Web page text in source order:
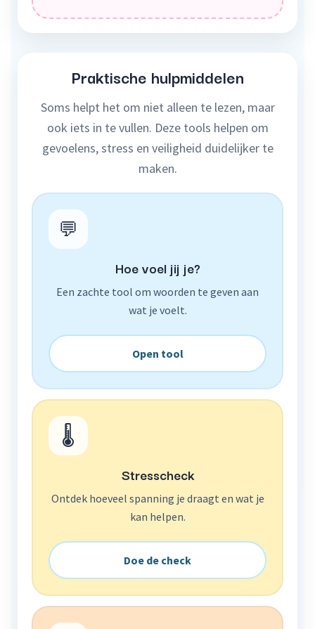
Praktische hulpmiddelen
Soms helpt het om niet alleen te lezen, maar
ook iets in te vullen. Deze tools helpen om
gevoelens, stress en veiligheid duidelijker te
maken.
💬
Hoe voel jij je?
Een zachte tool om woorden te geven aan
wat je voelt.
Open tool
🌡️
Stresscheck
Ontdek hoeveel spanning je draagt en wat je
kan helpen.
Doe de check